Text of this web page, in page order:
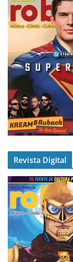
Revista Digital